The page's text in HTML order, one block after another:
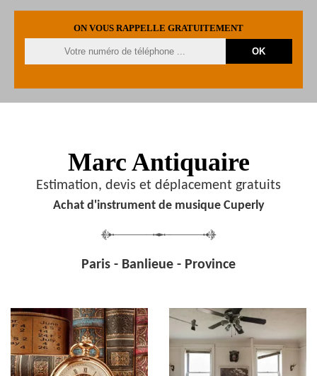
ON VOUS RAPPELLE GRATUITEMENT
Marc Antiquaire
Estimation, devis et déplacement gratuits
Achat d'instrument de musique Cuperly
Paris - Banlieue - Province